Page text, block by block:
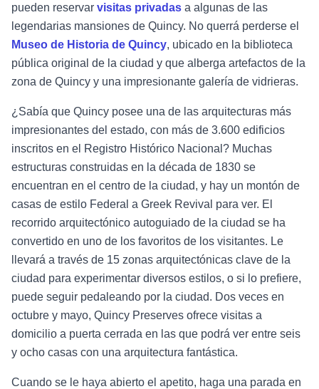
pueden reservar visitas privadas a algunas de las
legendarias mansiones de Quincy. No querrá perderse el
Museo de Historia de Quincy, ubicado en la biblioteca
pública original de la ciudad y que alberga artefactos de la
zona de Quincy y una impresionante galería de vidrieras.
¿Sabía que Quincy posee una de las arquitecturas más
impresionantes del estado, con más de 3.600 edificios
inscritos en el Registro Histórico Nacional? Muchas
estructuras construidas en la década de 1830 se
encuentran en el centro de la ciudad, y hay un montón de
casas de estilo Federal a Greek Revival para ver. El
recorrido arquitectónico autoguiado de la ciudad se ha
convertido en uno de los favoritos de los visitantes. Le
llevará a través de 15 zonas arquitectónicas clave de la
ciudad para experimentar diversos estilos, o si lo prefiere,
puede seguir pedaleando por la ciudad. Dos veces en
octubre y mayo, Quincy Preserves ofrece visitas a
domicilio a puerta cerrada en las que podrá ver entre seis
y ocho casas con una arquitectura fantástica.
Cuando se le haya abierto el apetito, haga una parada en